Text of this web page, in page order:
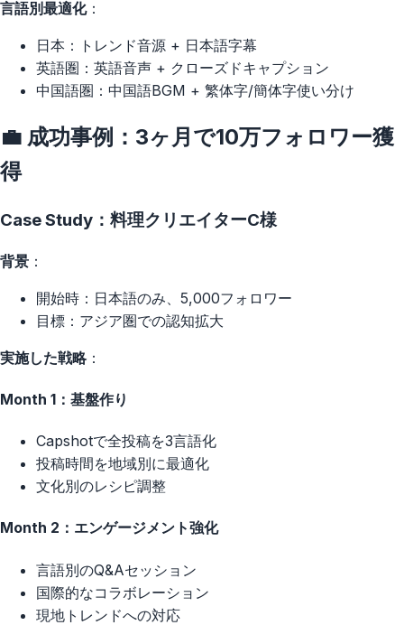
言語別最適化：
日本：トレンド音源 + 日本語字幕
英語圏：英語音声 + クローズドキャプション
中国語圏：中国語BGM + 繁体字/簡体字使い分け
💼 成功事例：3ヶ月で10万フォロワー獲
得
Case Study：料理クリエイターC様
背景 ：
開始時：日本語のみ、5,000フォロワー
目標：アジア圏での認知拡大
実施した戦略：
Month 1：基盤作り
Capshotで全投稿を3言語化
投稿時間を地域別に最適化
文化別のレシピ調整
Month 2：エンゲージメント強化
言語別のQ&Aセッション
国際的なコラボレーション
現地トレンドへの対応